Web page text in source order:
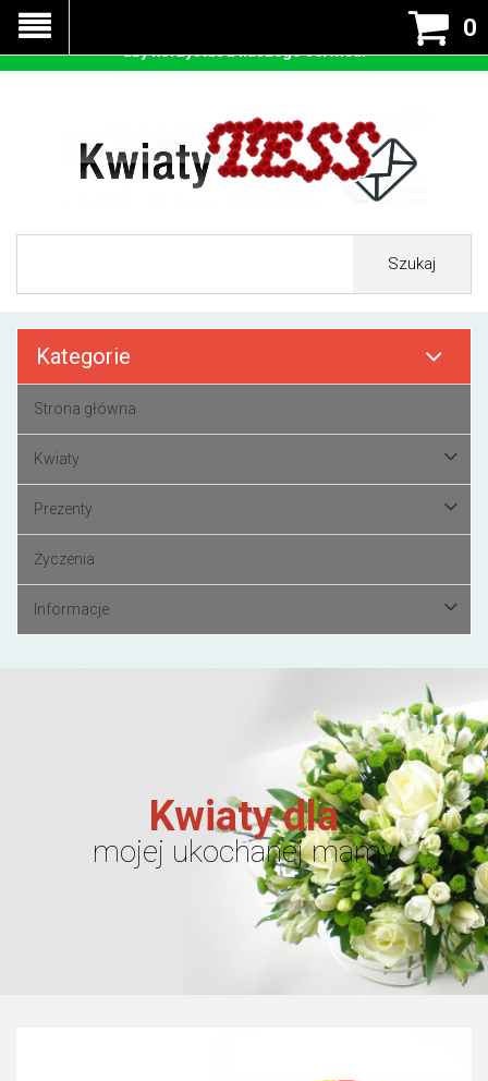
0
Szukaj
Kategorie
Strona główna
Kwiaty
Prezenty
Życzenia
Informacje
Kwiaty dla
mojej ukochanej mamy
Nasza strona korzysta z cookies - czyli tzw ciastek w celu
prawidłowego działania. Zaakceptuj przyjmowanie cookies
aby korzystać z naszego serwisu.